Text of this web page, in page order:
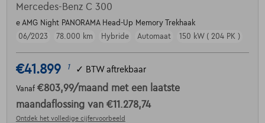
Mercedes-Benz C 300
e AMG Night PANORAMA Head-Up Memory Trekhaak
06/2023
78.000 km Hybride Automaat 150 kW ( 204 PK )
€41.899 1 ✓ BTW aftrekbaar
Vanaf €803,99/maand met een laatste
maandaflossing van €11.278,74
Ontdek het volledige cijfervoorbeeld